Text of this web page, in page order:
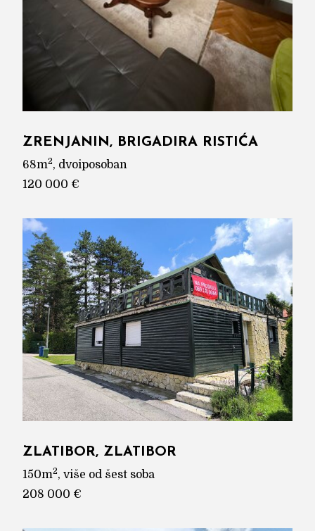
ZRENJANIN, BRIGADIRA RISTIĆA
68m2, dvoiposoban
120 000 €
ZLATIBOR, ZLATIBOR
150m2, više od šest soba
208 000 €